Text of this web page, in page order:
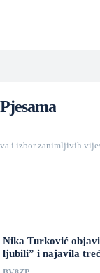
i izbor zanimljivih
Nika Turković
ljubili” i najavila